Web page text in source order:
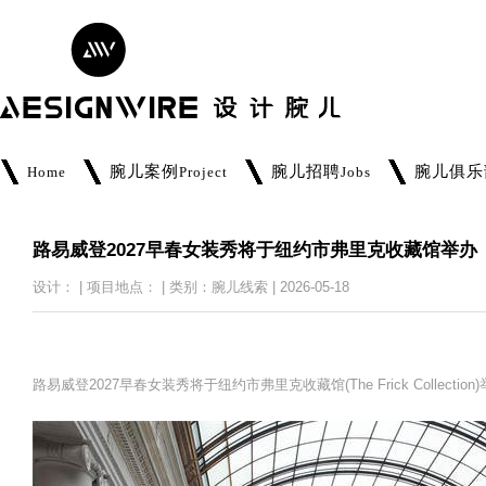
Home 腕儿案例 Project 腕儿招聘Jobs 腕儿俱
路易威登2027早春女装秀将于纽约市弗里克收藏馆举办
设计： | 项目地点： | 类别：腕儿线索 | 2026-05-18
路易威登2027早春女装秀将于纽约市弗里克收藏馆(The Frick